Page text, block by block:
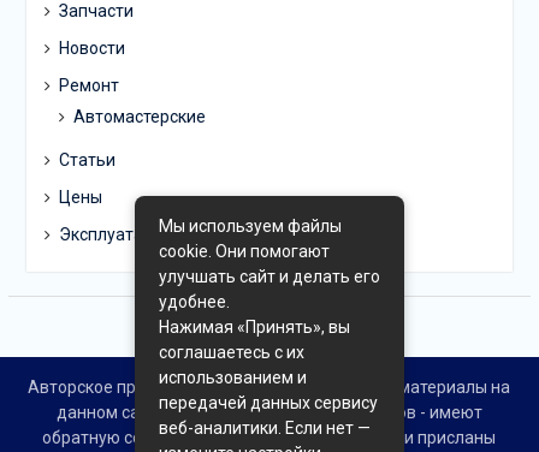
Запчасти
Новости
Ремонт
Автомастерские
Статьи
Цены
Эксплуатация
Авторское право © Все права защищены. Все материалы на
данном сайте взяты из открытых источников - имеют
обратную ссылку на материал в интернете или присланы
Мы используем файлы
cookie. Они помогают
улучшать сайт и делать его
удобнее.
Нажимая «Принять», вы
соглашаетесь с их
использованием и
передачей данных сервису
веб-аналитики. Если нет —